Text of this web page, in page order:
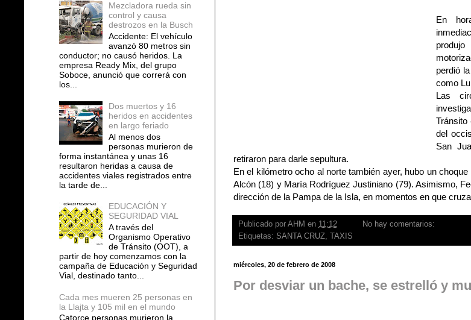
En
perdió
como
Las
Tránsito
del
San
retiraron para darle sepultura.
En el kilómetro ocho al norte también ayer, hubo un
Alcón (18) y María Rodríguez Justiniano (79). Asimismo,
dirección de la Pampa de la Isla, en momentos en que
Publicado por AHM en 11:12
No hay comentarios:
Etiquetas: SANTA CRUZ, TAXIS
miércoles, 20 de febrero de 2008
Por desviar un bache, se estrelló y
Mezcladora rueda sin
control y causa
destrozos en la Busch
Accidente: El vehículo
avanzó 80 metros sin
conductor; no causó heridos. La
empresa Ready Mix, del grupo
Soboce, anunció que correrá con
los...
Dos muertos y 16
heridos en accidentes
en largo feriado
Al menos dos
personas murieron de
forma instantánea y unas 16
resultaron heridas a causa de
accidentes viales registrados entre
la tarde de...
EDUCACIÓN Y
SEGURIDAD VIAL
A través del
Organismo Operativo
de Tránsito (OOT), a
partir de hoy comenzamos con la
campaña de Educación y Seguridad
Vial, destinado tanto...
Cada mes mueren 25 personas en
la Llajta y 105 mil en el mundo
Catorce personas murieron la